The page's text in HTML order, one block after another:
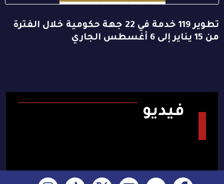
تطوير 119 خدمة في 22 جهة حكومية خلال الفترة
من 15 يناير إلى 6 أغسطس الجاري
فيديو